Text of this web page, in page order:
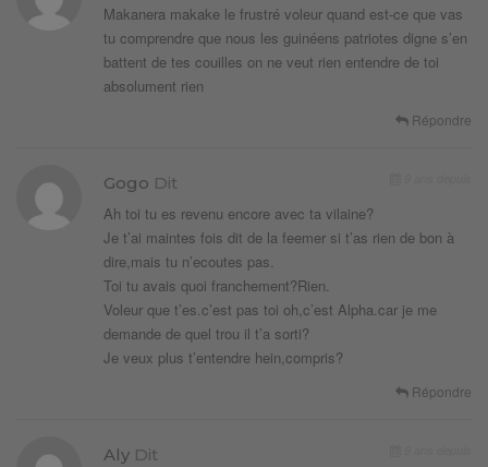
Makanera makake le frustré voleur quand est-ce que vas
tu comprendre que nous les guinéens patriotes digne s’en
battent de tes couilles on ne veut rien entendre de toi
absolument rien
Répondre
Gogo Dit
Ah toi tu es revenu encore avec ta vilaine?
Je t’ai maintes fois dit de la feemer si t’as rien de bon à
dire,mais tu n’ecoutes pas.
Toi tu avais quoi franchement?Rien.
Voleur que t’es.c’est pas toi oh,c’est Alpha.car je me
demande de quel trou il t’a sorti?
Je veux plus t’entendre hein,compris?
Répondre
Aly Dit